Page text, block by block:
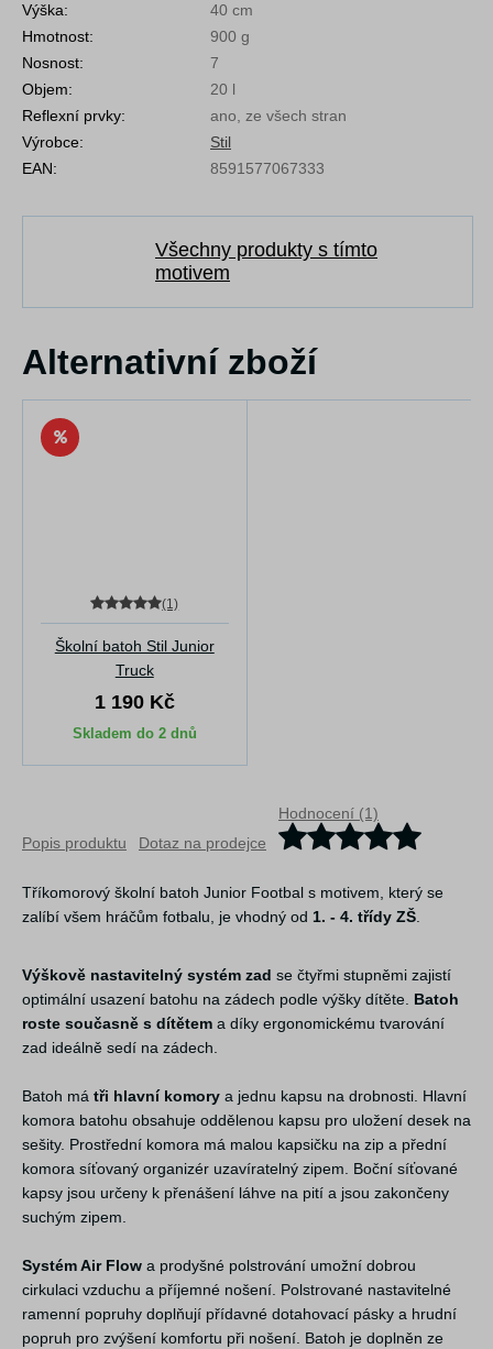
Výška:
40 cm
Hmotnost:
900 g
Nosnost:
7
Objem:
20 l
Reflexní prvky:
ano, ze všech stran
Výrobce:
Stil
EAN:
8591577067333
Všechny produkty s tímto
motivem
Alternativní zboží
(1)
Školní batoh Stil Junior
Truck
1 190 Kč
Skladem do 2 dnů
Popis produktu Dotaz na prodejce
Hodnocení (1)
Tříkomorový školní batoh Junior Footbal s motivem, který se
zalíbí všem hráčům fotbalu, je vhodný od 1. - 4. třídy ZŠ.
Výškově nastavitelný systém zad se čtyřmi stupněmi zajistí
optimální usazení batohu na zádech podle výšky dítěte. Batoh
roste současně s dítětem a díky ergonomickému tvarování
zad ideálně sedí na zádech.
Batoh má tři hlavní komory a jednu kapsu na drobnosti. Hlavní
komora batohu obsahuje oddělenou kapsu pro uložení desek na
sešity. Prostřední komora má malou kapsičku na zip a přední
komora síťovaný organizér uzavíratelný zipem. Boční síťované
kapsy jsou určeny k přenášení láhve na pití a jsou zakončeny
suchým zipem.
Systém Air Flow a prodyšné polstrování umožní dobrou
cirkulaci vzduchu a příjemné nošení. Polstrované nastavitelné
ramenní popruhy doplňují přídavné dotahovací pásky a hrudní
popruh pro zvýšení komfortu při nošení. Batoh je doplněn ze